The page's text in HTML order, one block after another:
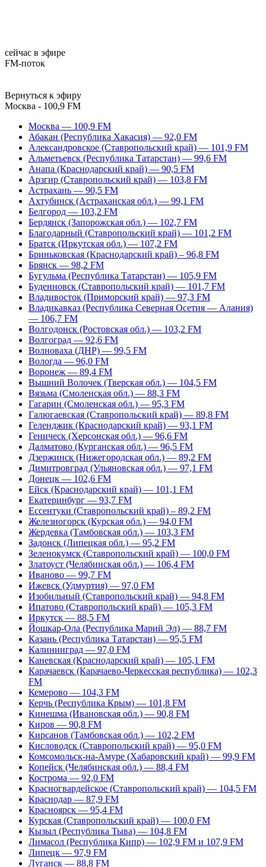
сейчас в эфире
FM-поток
Вернуться к эфиру
Москва - 100,9 FM
Москва — 100,9 FM
Абакан (Республика Хакасия) — 92,0 FM
Александровское (Ставропольский край) — 101,9 FM
Альметьевск (Республика Татарстан) — 99,6 FM
Анапа (Краснодарский край) — 90,5 FM
Арзгир (Ставропольский край) — 103,8 FM
Астрахань — 90,5 FM
Ахтубинск (Астраханская обл.) — 99,1 FM
Белгород — 103,2 FM
Бердянск (Запорожская обл.) — 102,7 FM
Благодарный (Ставропольский край) — 101,2 FM
Братск (Иркутская обл.) — 107,2 FM
Бриньковская (Краснодарский край) – 96,8 FM
Брянск — 98,2 FM
Бугульма (Республика Татарстан) — 105,9 FM
Буденновск (Ставропольский край) — 101,7 FM
Владивосток (Приморский край) — 97,3 FM
Владикавказ (Республика Северная Осетия — Алания)
— 106,7 FM
Волгодонск (Ростовская обл.) — 103,2 FM
Волгоград — 92,6 FM
Волноваха (ДНР) — 99,5 FM
Вологда — 96,0 FM
Воронеж — 89,4 FM
Вышний Волочек (Тверская обл.) — 104,5 FM
Вязьма (Смоленская обл.) — 88,3 FM
Гагарин (Смоленская обл.) — 95,3 FM
Галюгаевская (Ставропольский край) — 89,8 FM
Геленджик (Краснодарский край) — 93,1 FM
Геническ (Херсонская обл.) — 96,6 FM
Далматово (Курганская обл.) — 96,5 FM
Дзержинск (Нижегородская обл.) — 89,2 FM
Димитровград (Ульяновская обл.) — 97,1 FM
Донецк — 102,6 FM
Ейск (Краснодарский край) — 101,1 FM
Екатеринбург — 93,7 FM
Ессентуки (Ставропольский край) – 89,2 FM
Железногорск (Курская обл.) — 94,0 FM
Жердевка (Тамбовская обл.) — 103,3 FM
Задонск (Липецкая обл.) — 95,2 FM
Зеленокумск (Ставропольский край) — 100,0 FM
Златоуст (Челябинская обл.) — 106,4 FM
Иваново — 99,7 FM
Ижевск (Удмуртия) — 97,0 FM
Изобильный (Ставропольский край) — 94,8 FM
Ипатово (Ставропольский край) — 105,3 FM
Иркутск — 88,5 FM
Йошкар-Ола (Республика Марий Эл) — 88,7 FM
Казань (Республика Татарстан) — 95,5 FM
Калининград — 97,0 FM
Каневская (Краснодарский край) — 105,1 FM
Карачаевск (Карачаево-Черкесская республика) — 102,3
FM
Кемерово — 104,3 FM
Керчь (Республика Крым) — 101,8 FM
Кинешма (Ивановская обл.) — 90,8 FM
Киров — 90,8 FM
Кирсанов (Тамбовская обл.) — 102,2 FM
Кисловодск (Ставропольский край) — 95,0 FM
Комсомольск-на-Амуре (Хабаровский край) — 99,9 FM
Копейск (Челябинская обл.) — 88,4 FM
Кострома — 92,0 FM
Красногвардейское (Ставропольский край) — 104,5 FM
Краснодар — 87,9 FM
Красноярск — 95,4 FM
Курская (Ставропольский край) — 100,0 FM
Кызыл (Республика Тыва) — 104,8 FM
Лимасол (Республика Кипр) — 102,9 FM и 107,9 FM
Липецк — 97,9 FM
Луганск — 88,8 FM